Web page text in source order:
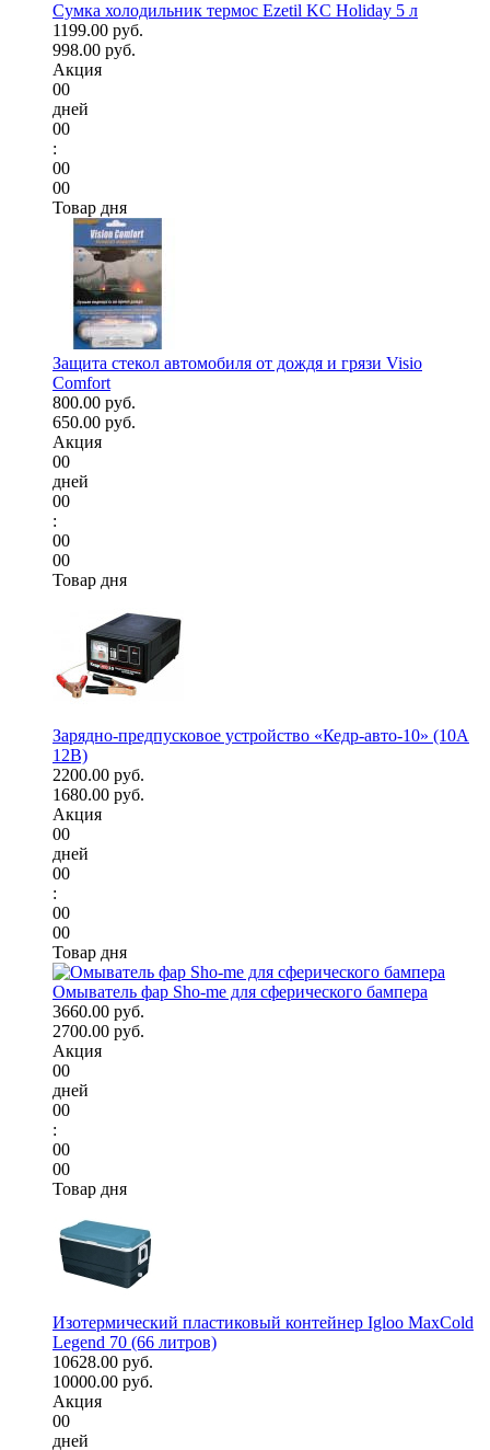
Сумка холодильник термос Ezetil KC Holiday 5 л
1199.00 руб.
998.00 руб.
Акция
00
дней
00
:
00
00
Товар дня
Защита стекол автомобиля от дождя и грязи Visio
Comfort
800.00 руб.
650.00 руб.
Акция
00
дней
00
:
00
00
Товар дня
Зарядно-предпусковое устройство «Кедр-авто-10» (10A
12В)
2200.00 руб.
1680.00 руб.
Акция
00
дней
00
:
00
00
Товар дня
Омыватель фар Sho-me для сферического бампера
3660.00 руб.
2700.00 руб.
Акция
00
дней
00
:
00
00
Товар дня
Изотермический пластиковый контейнер Igloo MaxCold
Legend 70 (66 литров)
10628.00 руб.
10000.00 руб.
Акция
00
дней